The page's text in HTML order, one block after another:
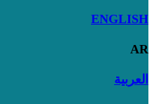
ENGLISH
AR
العربية